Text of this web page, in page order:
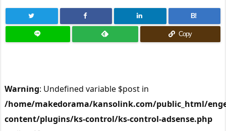
B!
Copy
Warning: Undefined variable $post in
/home/makedorama/kansolink.com/public_html/
content/plugins/ks-control/ks-control-adsense.php